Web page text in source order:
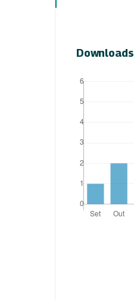
Downloads